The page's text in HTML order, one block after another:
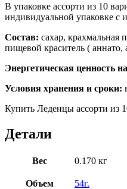
В упаковке ассорти из 10
индивидуальной упаковке с
Состав: сахар, крахмальная
пищевой краситель (
Энергетическая ценность
Условия хранения и сроки:
Купить Леденцы ассорти из
Детали
Вес 0.170 кг
Объем 54г.